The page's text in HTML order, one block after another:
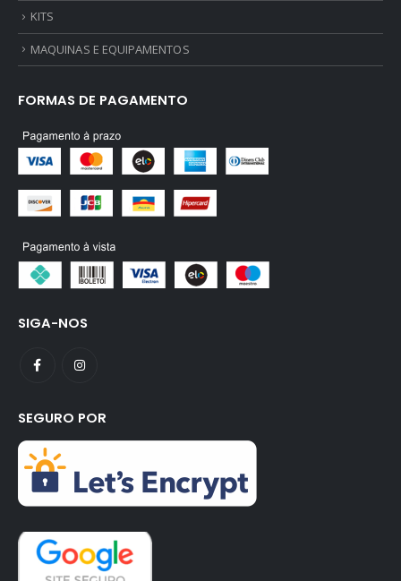
KITS
MAQUINAS E EQUIPAMENTOS
FORMAS DE PAGAMENTO
SIGA-NOS
SEGURO POR